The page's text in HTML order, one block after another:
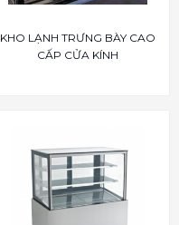
KHO LẠNH TRƯNG BÀY CAO
CẤP CỬA KÍNH